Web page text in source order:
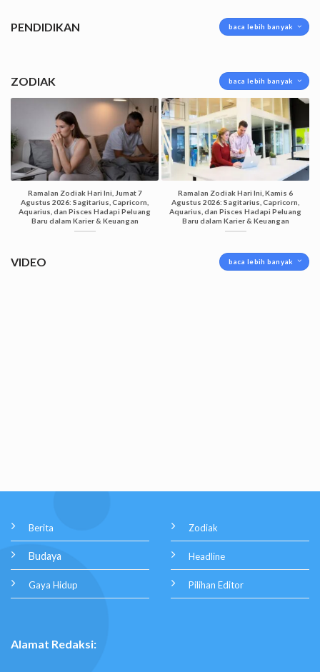
PENDIDIKAN baca lebih banyak
ZODIAK baca lebih banyak
Ramalan Zodiak Hari Ini, Jumat 7
Agustus 2026: Sagitarius, Capricorn,
Aquarius, dan Pisces Hadapi Peluang
Baru dalam Karier & Keuangan
Ramalan Zodiak Hari Ini, Kamis 6
Agustus 2026: Sagitarius, Capricorn,
Aquarius, dan Pisces Hadapi Peluang
Baru dalam Karier & Keuangan
VIDEO baca lebih banyak
Berita
Budaya
Gaya Hidup
Zodiak
Headline
Pilihan Editor
Alamat Redaksi: